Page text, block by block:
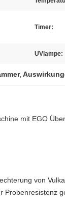
Timer:
UVlampe:
,
mit EGO
von